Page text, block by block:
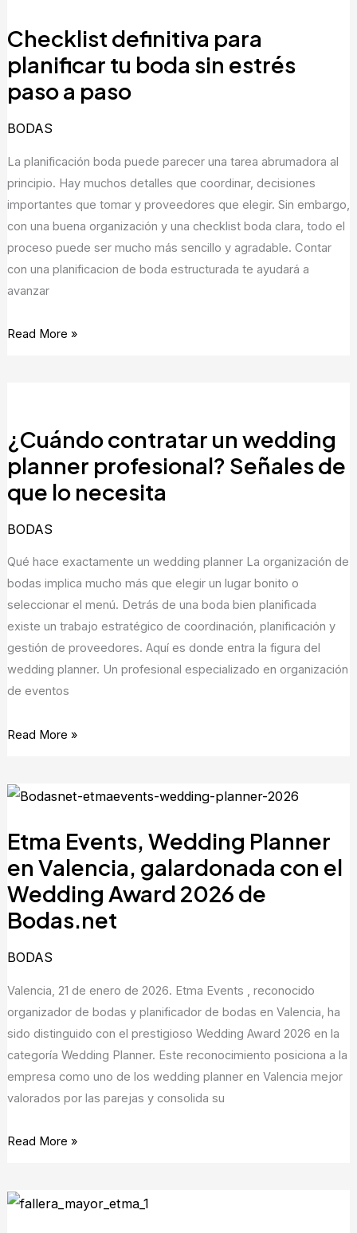
Checklist definitiva para
planificar tu boda sin estrés
paso a paso
BODAS
La planificación boda puede parecer una tarea abrumadora al
principio. Hay muchos detalles que coordinar, decisiones
importantes que tomar y proveedores que elegir. Sin embargo,
con una buena organización y una checklist boda clara, todo el
proceso puede ser mucho más sencillo y agradable. Contar
con una planificacion de boda estructurada te ayudará a
avanzar
para
planificar
tu
boda
paso
a
paso
Read More »
¿Cuándo contratar un wedding
planner profesional? Señales de
que lo necesita
BODAS
Qué hace exactamente un wedding planner La organización de
bodas implica mucho más que elegir un lugar bonito o
seleccionar el menú. Detrás de una boda bien planificada
existe un trabajo estratégico de coordinación, planificación y
gestión de proveedores. Aquí es donde entra la figura del
wedding planner. Un profesional especializado en organización
de eventos
un
wedding
planner
profesional?
Señales
que
lo
necesita
Read More »
Etma Events, Wedding Planner
en Valencia, galardonada con el
Wedding Award 2026 de
Bodas.net
BODAS
Valencia, 21 de enero de 2026. Etma Events , reconocido
organizador de bodas y planificador de bodas en Valencia, ha
sido distinguido con el prestigioso Wedding Award 2026 en la
categoría Wedding Planner. Este reconocimiento posiciona a la
empresa como uno de los wedding planner en Valencia mejor
valorados por las parejas y consolida su
Etma
Wedding
Planner
en
Valencia,
galardonada
el
Wedding
Award
2026
de
Bodas.net
Read More »
Etma